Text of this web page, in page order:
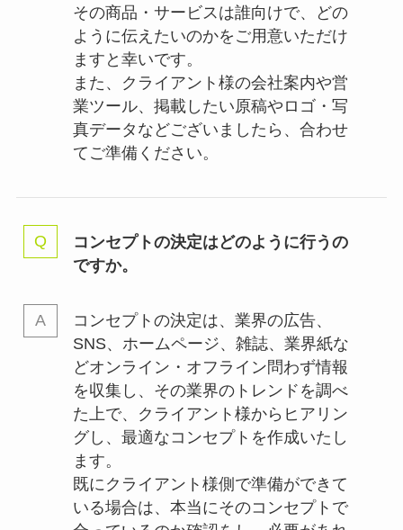
その商品・サービスは誰向けで、どの
ように伝えたいのかをご用意いただけ
ますと幸いです。
また、クライアント様の会社案内や営
業ツール、掲載したい原稿やロゴ・写
真データなどございましたら、合わせ
てご準備ください。
コンセプトの決定はどのように行うの
ですか。
コンセプトの決定は、業界の広告、
SNS、ホームページ、雑誌、業界紙な
どオンライン・オフライン問わず情報
を収集し、その業界のトレンドを調べ
た上で、クライアント様からヒアリン
グし、最適なコンセプトを作成いたし
ます。
既にクライアント様側で準備ができて
いる場合は、本当にそのコンセプトで